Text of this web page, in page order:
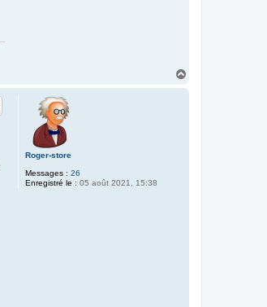
Roger-store
Messages : 26
Enregistré le : 05 août 2021, 15:38